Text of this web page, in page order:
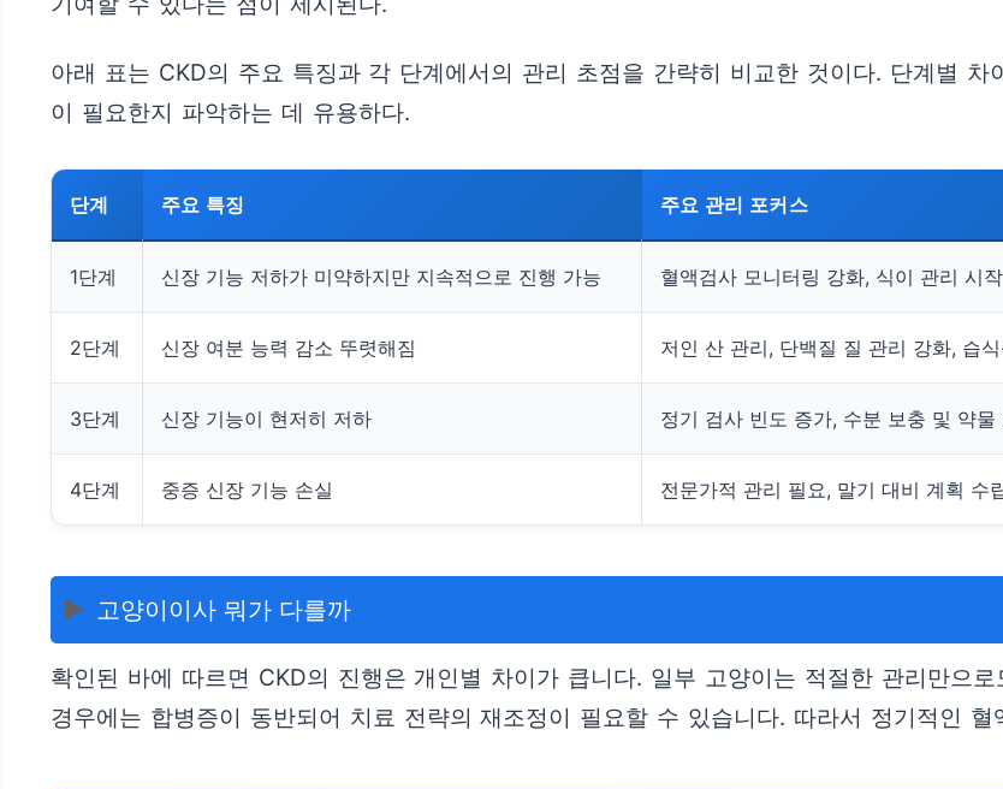
아래 표는 CKD의 주요 특징과 각 단계에서의 관리 초점을 간략히 비교한 것이다. 단계별
이 필요한지 파악하는 데 유용하다.
단계 주요 특징 주요 관리 포커스
1단계 신장 기능 저하가 미약하지만 지속적으로 진행 가능 혈액검사 모니터링 강화, 식이 관리 시작
2단계 신장 여분 능력 감소 뚜렷해짐 저인 산 관리, 단백질 질 관리 강화, 습
3단계 신장 기능이 현저히 저하 정기 검사 빈도 증가, 수분 보충 및 약물
4단계 중증 신장 기능 손실 전문가적 관리 필요, 말기 대비 계획 수
▶️ 고양이이사 뭐가 다를까
확인된 바에 따르면 CKD의 진행은 개인별 차이가 큽니다. 일부 고양이는 적절한 관리만으
경우에는 합병증이 동반되어 치료 전략의 재조정이 필요할 수 있습니다. 따라서 정기적인